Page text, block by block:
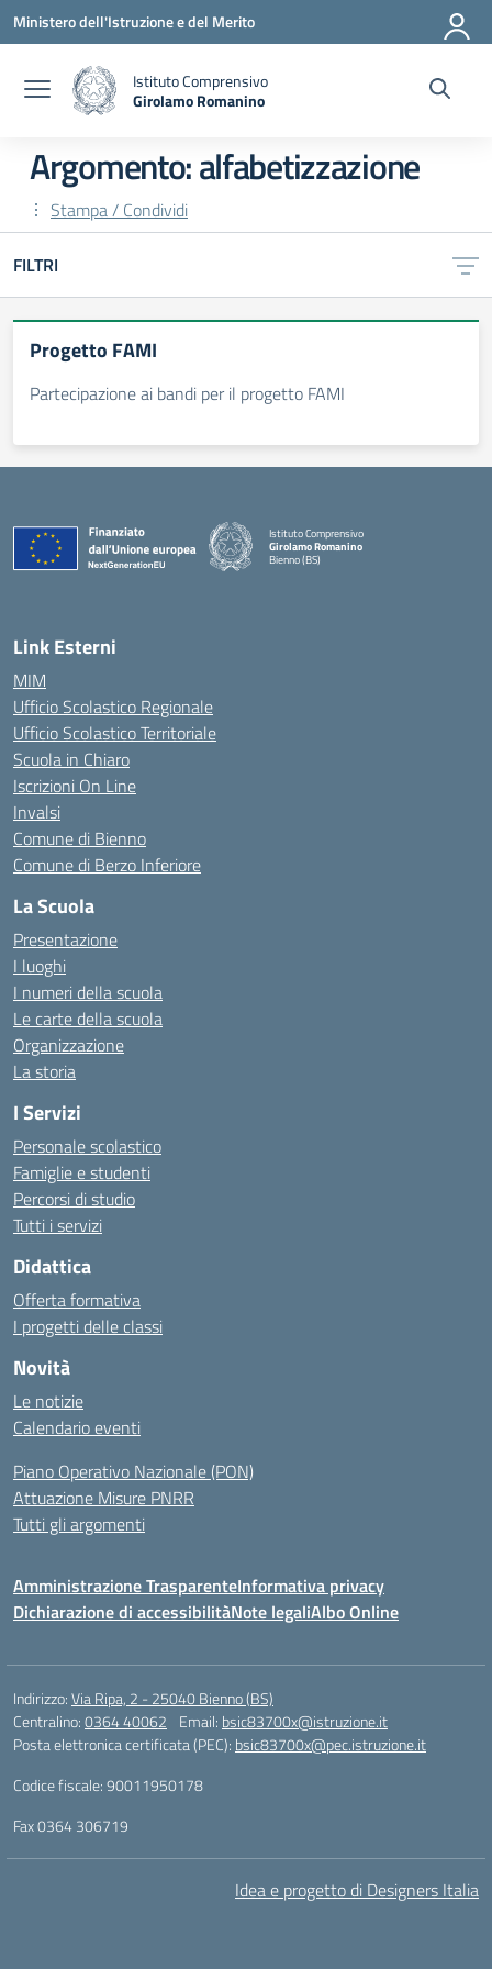
Vai ai contenuti
Vai al menu di navigazione
Vai al footer
Ministero dell'Istruzione e del Merito
Istituto Comprensivo
Girolamo Romanino
Argomento: alfabetizzazione
Stampa / Condividi
FILTRI
Progetto FAMI
Partecipazione ai bandi per il progetto FAMI
Istituto Comprensivo
Girolamo Romanino
Bienno (BS)
Link Esterni
MIM
Ufficio Scolastico Regionale
Ufficio Scolastico Territoriale
Scuola in Chiaro
Iscrizioni On Line
Invalsi
Comune di Bienno
Comune di Berzo Inferiore
La Scuola
Presentazione
I luoghi
I numeri della scuola
Le carte della scuola
Organizzazione
La storia
I Servizi
Personale scolastico
Famiglie e studenti
Percorsi di studio
Tutti i servizi
Didattica
Offerta formativa
I progetti delle classi
Novità
Le notizie
Calendario eventi
Piano Operativo Nazionale (PON)
Attuazione Misure PNRR
Tutti gli argomenti
Amministrazione TrasparenteInformativa privacy
Dichiarazione di accessibilitàNote legaliAlbo Online
Indirizzo:Via Ripa, 2 - 25040 Bienno (BS)
Centralino:0364 40062 Email: bsic83700x@istruzione.it
Posta elettronica certificata (PEC): bsic83700x@pec.istruzione.it
Codice fiscale: 90011950178
Fax 0364 306719
Idea e progetto di Designers Italia